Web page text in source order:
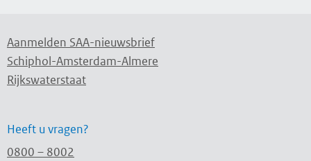
Aanmelden SAA-nieuwsbrief
Schiphol-Amsterdam-Almere
Rijkswaterstaat
Heeft u vragen?
0800 – 8002